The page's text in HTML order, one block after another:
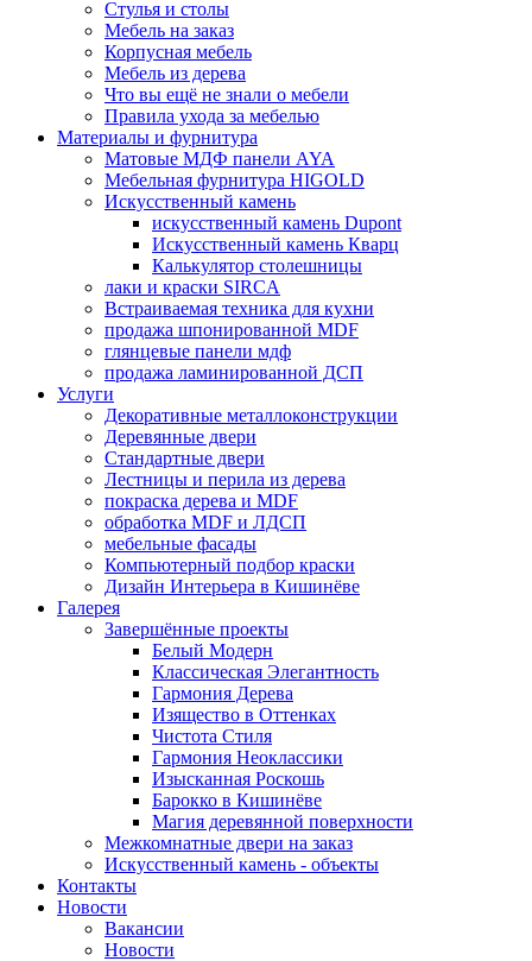
Стулья и столы
Мебель на заказ
Корпусная мебель
Мебель из дерева
Что вы ещё не знали о мебели
Правила ухода за мебелью
Материалы и фурнитура
Матовые МДФ панели AYA
Мебельная фурнитура HIGOLD
Искусственный камень
искусственный камень Dupont
Искусственный камень Кварц
Калькулятор столешницы
лаки и краски SIRCA
Встраиваемая техника для кухни
продажа шпонированной MDF
глянцевые панели мдф
продажа ламинированной ДСП
Услуги
Декоративные металлоконструкции
Деревянные двери
Стандартные двери
Лестницы и перила из дерева
покраска дерева и MDF
обработка MDF и ЛДСП
мебельные фасады
Компьютерный подбор краски
Дизайн Интерьера в Кишинёве
Галерея
Завершённые проекты
Белый Модерн
Классическая Элегантность
Гармония Дерева
Изящество в Оттенках
Чистота Стиля
Гармония Неоклассики
Изысканная Роскошь
Барокко в Кишинёве
Магия деревянной поверхности
Межкомнатные двери на заказ
Искусственный камень - объекты
Контакты
Новости
Вакансии
Новости